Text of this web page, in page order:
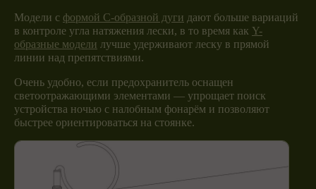
Модели с формой C-образной дуги дают больше вариаций
в контроле угла натяжения лески, в то время как Y-
образные модели лучше удерживают леску в прямой
линии над препятствиями.
Очень удобно, если предохранитель оснащен
светоотражающими элементами — упрощает поиск
устройства ночью с налобным фонарём и позволяют
быстрее ориентироваться на стоянке.